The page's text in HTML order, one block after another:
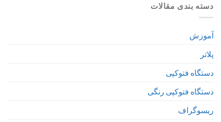
دسته بندی مقالات
آموزش
پلاتر
دستگاه فتوکپی
دستگاه فتوکپی رنگی
ریسوگراف